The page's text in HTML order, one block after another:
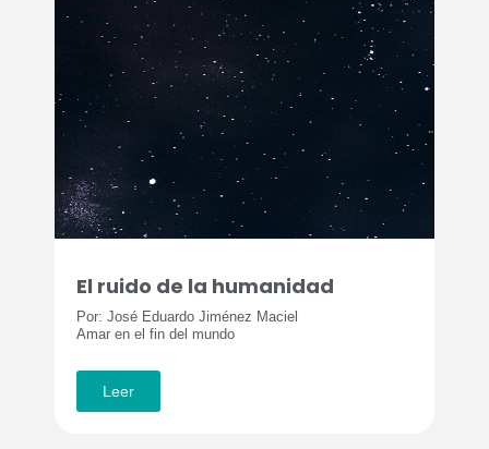
El ruido de la humanidad
Por: José Eduardo Jiménez Maciel
Amar en el fin del mundo
Leer